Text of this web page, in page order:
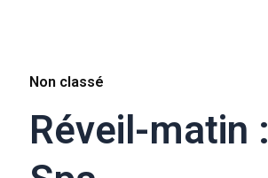
Non classé
Réveil-matin